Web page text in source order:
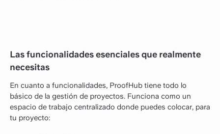
Las funcionalidades esenciales que realmente
necesitas
En cuanto a funcionalidades, ProofHub tiene todo lo
básico de la gestión de proyectos. Funciona como un
espacio de trabajo centralizado donde puedes colocar, para
tu proyecto: